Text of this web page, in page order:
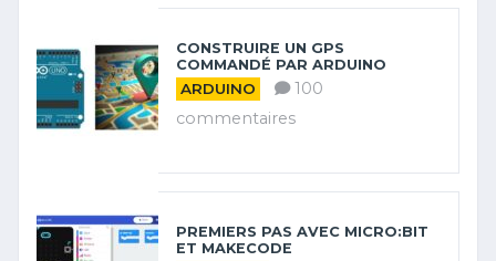
CONSTRUIRE UN GPS
COMMANDÉ PAR ARDUINO
ARDUINO
100
commentaires
PREMIERS PAS AVEC MICRO:BIT
ET MAKECODE